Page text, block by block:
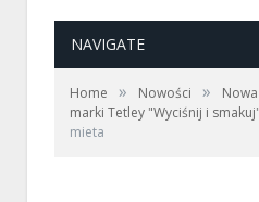
NAVIGATE
Home » Nowości »
marki Tetley "Wyciśnij i smakuj"
mieta